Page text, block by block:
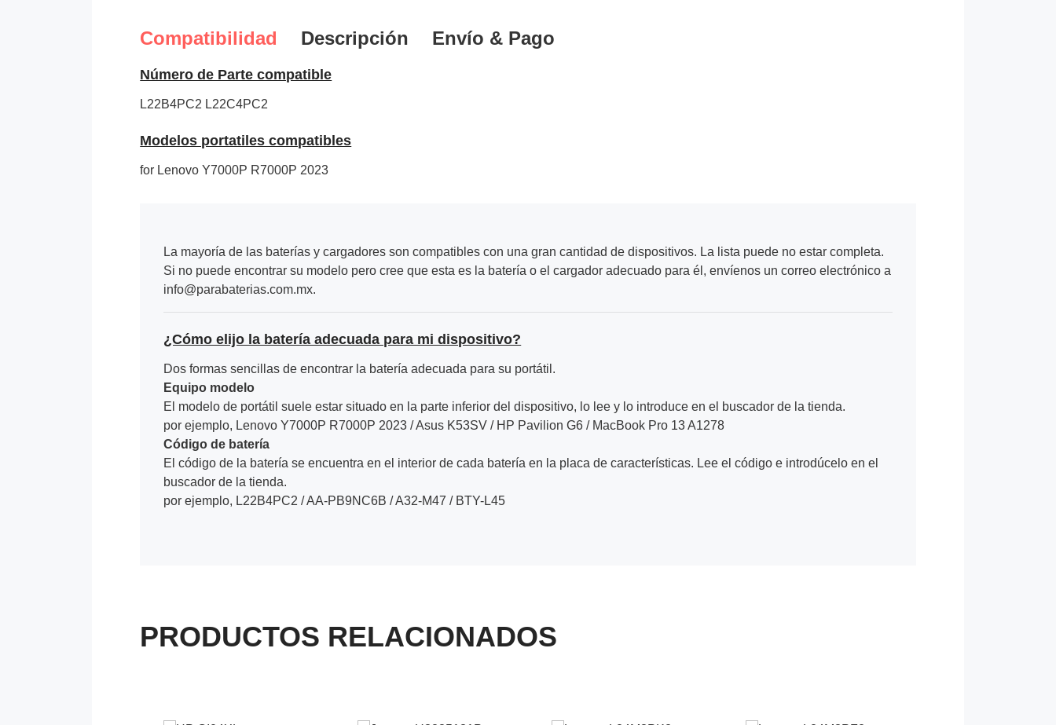
Compatibilidad Descripción Envío & Pago
Número de Parte compatible
L22B4PC2 L22C4PC2
Modelos portatiles compatibles
for Lenovo Y7000P R7000P 2023
La mayoría de las baterías y cargadores son compatibles con una gran cantidad de dispositivos. La lista puede no estar completa.
Si no puede encontrar su modelo pero cree que esta es la batería o el cargador adecuado para él, envíenos un correo electrónico a
info@parabaterias.com.mx.
¿Cómo elijo la batería adecuada para mi dispositivo?
Dos formas sencillas de encontrar la batería adecuada para su portátil.
Equipo modelo
El modelo de portátil suele estar situado en la parte inferior del dispositivo, lo lee y lo introduce en el buscador de la tienda.
por ejemplo, Lenovo Y7000P R7000P 2023 / Asus K53SV / HP Pavilion G6 / MacBook Pro 13 A1278
Código de batería
El código de la batería se encuentra en el interior de cada batería en la placa de características. Lee el código e introdúcelo en el
buscador de la tienda.
por ejemplo, L22B4PC2 / AA-PB9NC6B / A32-M47 / BTY-L45
PRODUCTOS RELACIONADOS